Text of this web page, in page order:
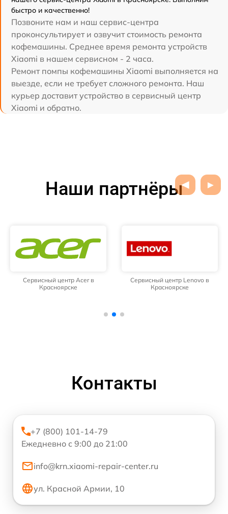
быстро и качественно!
Позвоните нам и наш сервис-центра
проконсультирует и озвучит стоимость ремонта
кофемашины. Среднее время ремонта устройств
Xiaomi в нашем сервисном - 2 часа.
Ремонт помпы кофемашины Xiaomi выполняется на
выезде, если не требует сложного ремонта. Наш
курьер доставит устройство в сервисный центр
Xiaomi и обратно.
Наши партнёры
Сервисный центр Acer в
Красноярске
Сервисный центр Lenovo в
Красноярске
Контакты
+7 (800) 101-14-79
Ежедневно с 9:00 до 21:00
info@krn.xiaomi-repair-center.ru
ул. Красной Армии, 10